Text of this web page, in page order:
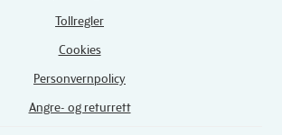
Tollregler
Cookies
Personvernpolicy
Angre- og returrett